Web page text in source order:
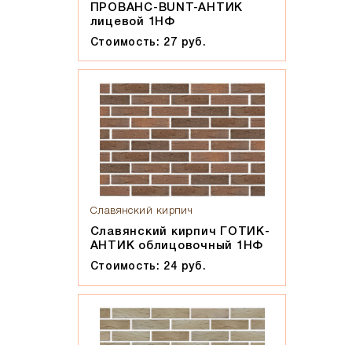
ПРОВАНС-BUNT-АНТИК
лицевой 1НФ
Стоимость: 27 руб.
Славянский кирпич
Славянский кирпич ГОТИК-
АНТИК облицовочный 1НФ
Стоимость: 24 руб.